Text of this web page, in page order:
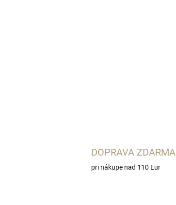
DOPRAVA ZDARMA
pri nákupe nad 110 Eur